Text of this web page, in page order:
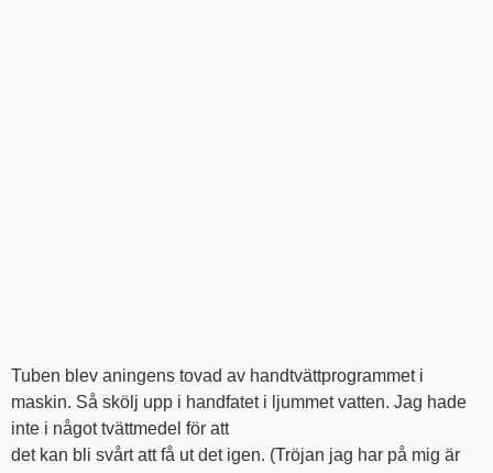
Tuben blev aningens tovad av handtvättprogrammet i
maskin. Så skölj upp i handfatet i ljummet vatten. Jag hade
inte i något tvättmedel för att
det kan bli svårt att få ut det igen. (Tröjan jag har på mig är